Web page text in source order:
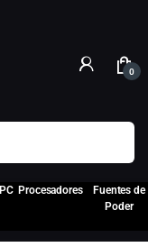
0
Procesadores
Fuentes de
Poder